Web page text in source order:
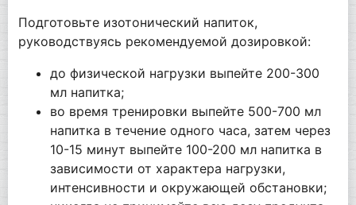
Подготовьте изотонический напиток,
руководствуясь рекомендуемой дозировкой:
до физической нагрузки выпейте 200-300
мл напитка;
во время тренировки выпейте 500-700 мл
напитка в течение одного часа, затем через
10-15 минут выпейте 100-200 мл напитка в
зависимости от характера нагрузки,
интенсивности и окружающей обстановки;